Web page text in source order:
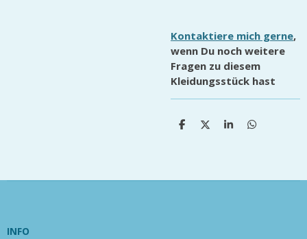
Kontaktiere mich gerne,
wenn Du noch weitere
Fragen zu diesem
Kleidungsstück hast
T
n
T
n
T
n
T
n
INFO